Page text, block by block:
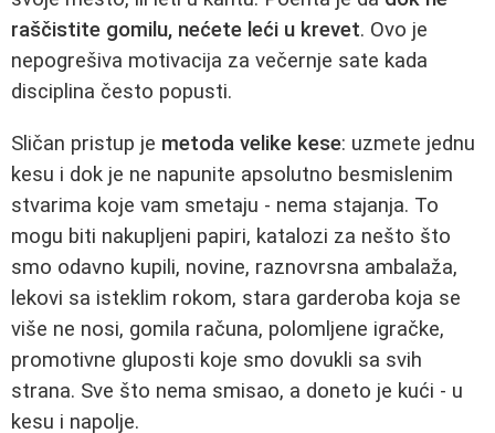
raščistite gomilu, nećete leći u krevet. Ovo je
nepogrešiva motivacija za večernje sate kada
disciplina često popusti.
Sličan pristup je metoda velike kese: uzmete jednu
kesu i dok je ne napunite apsolutno besmislenim
stvarima koje vam smetaju - nema stajanja. To
mogu biti nakupljeni papiri, katalozi za nešto što
smo odavno kupili, novine, raznovrsna ambalaža,
lekovi sa isteklim rokom, stara garderoba koja se
više ne nosi, gomila računa, polomljene igračke,
promotivne gluposti koje smo dovukli sa svih
strana. Sve što nema smisao, a doneto je kući - u
kesu i napolje.